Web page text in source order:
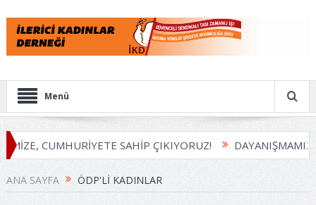
Menü
CUMHURİYETE SAHİP ÇIKIYORUZ! DAYANIŞMAMIZI
ANA SAYFA ÖDP'LI KADINLAR